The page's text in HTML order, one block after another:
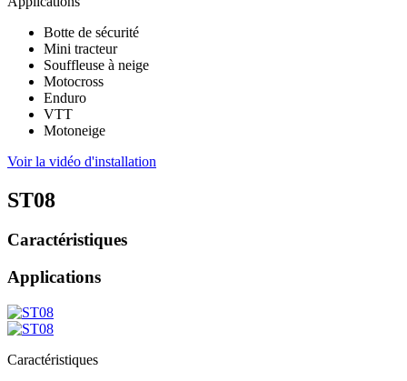
Botte de sécurité
Mini tracteur
Souffleuse à neige
Motocross
Enduro
VTT
Motoneige
Voir la vidéo d'installation
ST08
Caractéristiques
Applications
Caractéristiques